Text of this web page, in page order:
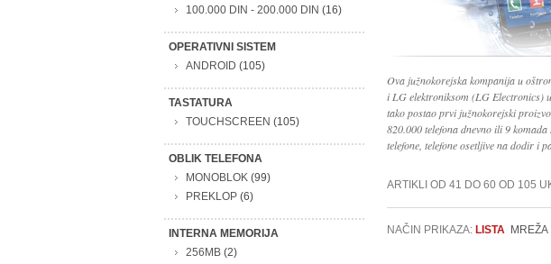
100.000 DIN - 200.000 DIN (16)
OPERATIVNI SISTEM
ANDROID (105)
TASTATURA
TOUCHSCREEN (105)
OBLIK TELEFONA
MONOBLOK (99)
PREKLOP (6)
INTERNA MEMORIJA
256MB (2)
Ova južnokorejska kompanija u
i LG elektroniksom (LG Electronics)
tako postao prvi južnokorejski
820.000 telefona dnevno ili 9
telefone, telefone osetljive na dodir i
ARTIKLI OD 41 DO 60 OD 105
NAČIN PRIKAZA: LISTA MREŽA